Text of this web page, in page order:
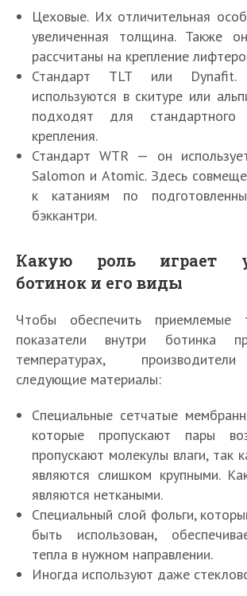
Цеховые. Их отличительная
увеличенная толщина. Также
рассчитаны на крепление
Стандарт TLT или
используются в скитуре или
подходят для стандартного
крепления.
Стандарт WTR — он
Salomon и Atomic. Здесь
к катаниям по
бэккантри.
Какую роль играет
ботинок и его виды
Чтобы обеспечить приемлемые
показатели внутри ботинка
температурах,
следующие материалы:
Специальные сетчатые
которые пропускают пары
пропускают молекулы влаги, так
являются слишком крупными.
являются неткаными.
Специальный слой фольги,
быть использован,
тепла в нужном направлении.
Иногда используют даже